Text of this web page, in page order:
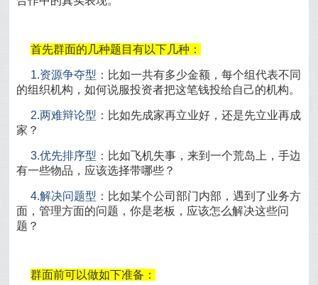
首先群面的几种题目有以下几种：
1.资源争夺型： 比如一共有多少金额，每个组代表不同
的组织机构，如何说服投资者把这笔钱投给自己的机构。
2.两难辩论型： 比如先成家再立业好，还是先立业再成
家？
3.优先排序型： 比如飞机失事，来到一个荒岛上，手边
有一些物品，应该选择带哪些？
4.解决问题型： 比如某个公司部门内部，遇到了业务方
面，管理方面的问题，你是老板，应该怎么解决这些问
题？
群面前可以做如下准备：